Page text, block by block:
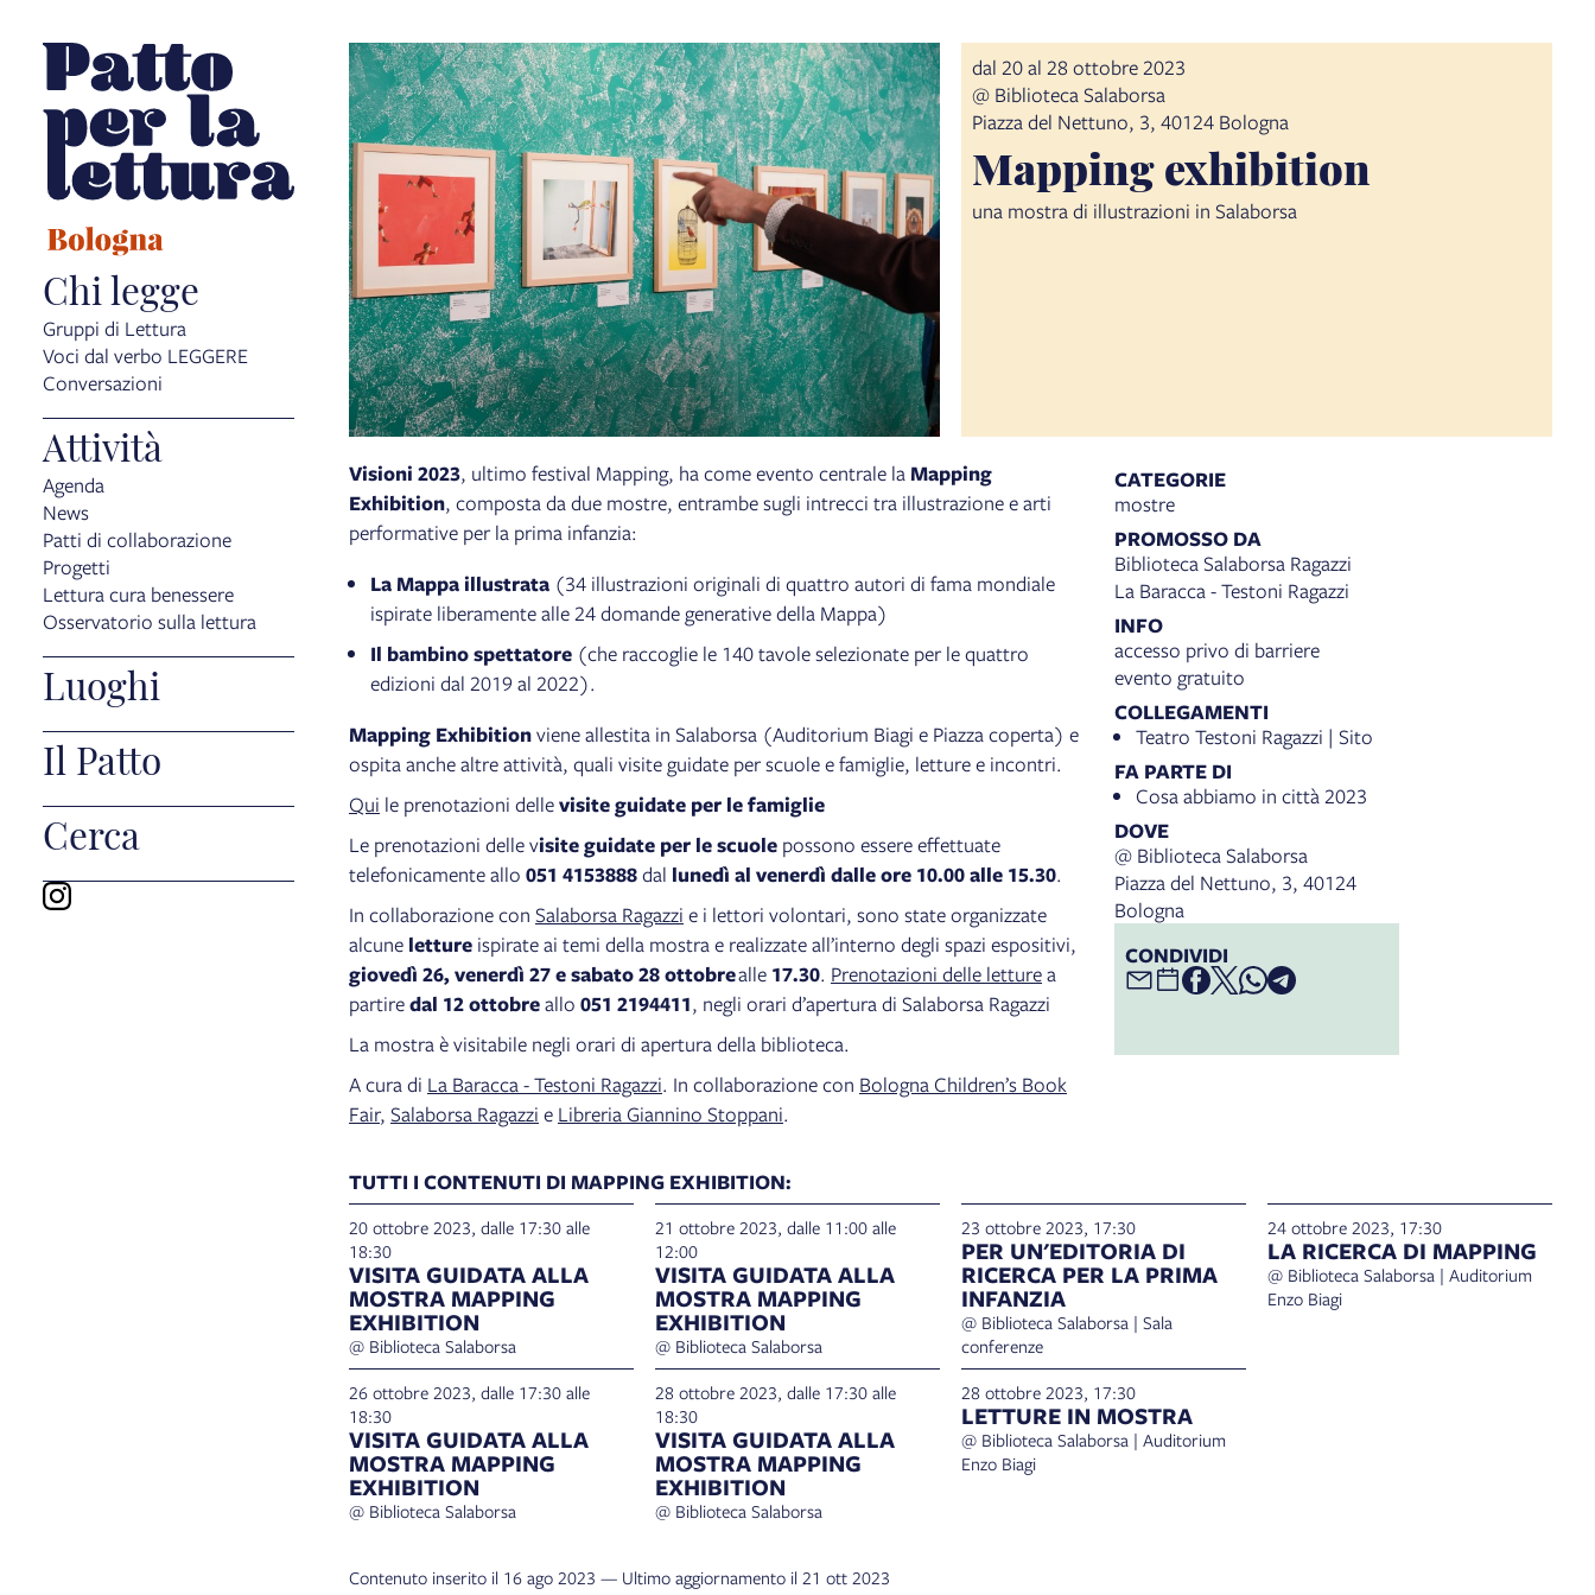
Chi legge
Gruppi di Lettura
Voci dal verbo LEGGERE
Conversazioni
Attività
Agenda
News
Patti di collaborazione
Progetti
Lettura cura benessere
Osservatorio sulla lettura
Luoghi
Il Patto
Cerca
dal 20 al 28 ottobre 2023
@ Biblioteca Salaborsa
Piazza del Nettuno, 3, 40124 Bologna
Mapping exhibition
una mostra di illustrazioni in Salaborsa
Visioni 2023, ultimo festival Mapping, ha come evento centrale la Mapping
Exhibition, composta da due mostre, entrambe sugli intrecci tra illustrazione e arti
performative per la prima infanzia:
La Mappa illustrata (34 illustrazioni originali di quattro autori di fama mondiale
ispirate liberamente alle 24 domande generative della Mappa)
Il bambino spettatore (che raccoglie le 140 tavole selezionate per le quattro
edizioni dal 2019 al 2022).
Mapping Exhibitionviene allestita in Salaborsa (Auditorium Biagi e Piazza coperta) e
ospita anche altre attività, quali visite guidate per scuole e famiglie, letture e incontri.
Qui le prenotazioni dellevisite guidate per le famiglie
Le prenotazioni delle visite guidate per le scuole possono essere effettuate
telefonicamente allo 051 4153888dal lunedì al venerdì dalle ore 10.00 alle 15.30.
In collaborazione con Salaborsa Ragazzi e i lettori volontari, sono state organizzate
alcune letture ispirate ai temi della mostra e realizzate all’interno degli spazi espositivi,
giovedì 26, venerdì 27 e sabato 28 ottobrealle 17.30. Prenotazioni delle letturea
partiredal 12 ottobreallo 051 2194411, negli orari d’apertura di Salaborsa Ragazzi
La mostra è visitabile negli orari di apertura della biblioteca.
A cura di La Baracca - Testoni Ragazzi. In collaborazione con Bologna Children’s Book
Fair, Salaborsa Ragazzi e Libreria Giannino Stoppani.
CATEGORIE
mostre
PROMOSSO DA
Biblioteca Salaborsa Ragazzi
La Baracca - Testoni Ragazzi
INFO
accesso privo di barriere
evento gratuito
COLLEGAMENTI
Teatro Testoni Ragazzi | Sito
FA PARTE DI
Cosa abbiamo in città 2023
DOVE
@ Biblioteca Salaborsa
Piazza del Nettuno, 3, 40124
Bologna
CONDIVIDI
TUTTI I CONTENUTI DI MAPPING EXHIBITION:
20 ottobre 2023, dalle 17:30 alle
18:30
VISITA GUIDATA ALLA
MOSTRA MAPPING
EXHIBITION
@ Biblioteca Salaborsa
21 ottobre 2023, dalle 11:00 alle
12:00
VISITA GUIDATA ALLA
MOSTRA MAPPING
EXHIBITION
@ Biblioteca Salaborsa
23 ottobre 2023, 17:30
PER UN'EDITORIA DI
RICERCA PER LA PRIMA
INFANZIA
@ Biblioteca Salaborsa | Sala
conferenze
24 ottobre 2023, 17:30
LA RICERCA DI MAPPING
@ Biblioteca Salaborsa | Auditorium
Enzo Biagi
26 ottobre 2023, dalle 17:30 alle
18:30
VISITA GUIDATA ALLA
MOSTRA MAPPING
EXHIBITION
@ Biblioteca Salaborsa
28 ottobre 2023, dalle 17:30 alle
18:30
VISITA GUIDATA ALLA
MOSTRA MAPPING
EXHIBITION
@ Biblioteca Salaborsa
28 ottobre 2023, 17:30
LETTURE IN MOSTRA
@ Biblioteca Salaborsa | Auditorium
Enzo Biagi
Contenuto inserito il 16 ago 2023 — Ultimo aggiornamento il 21 ott 2023